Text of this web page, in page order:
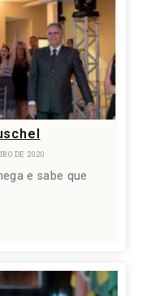
DE 2020
e sabe que